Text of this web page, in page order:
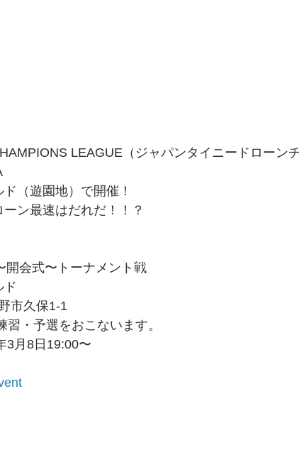
LEAGUE（ジャパンタイニードローン
（遊園地）で開催！
ン最速はだれだ！！？
開会式〜トーナメント戦
ド
市久保1-1
・予選をおこないます。
3月8日19:00〜